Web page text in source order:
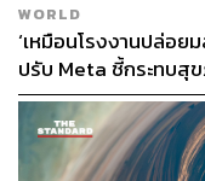
WORLD
‘เหมือนโรงงานปล่อย
ปรับ Meta ชี้กระทบสุ